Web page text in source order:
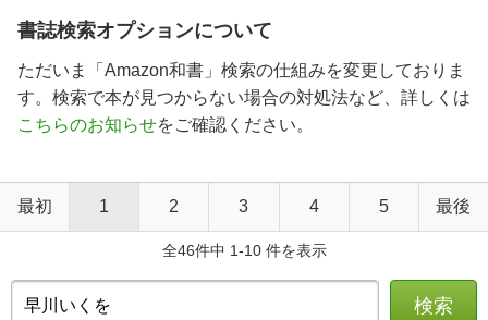
書誌検索オプションについて
ただいま「Amazon和書」検索の仕組みを変更しておりま
す。検索で本が見つからない場合の対処法など、詳しくは
こちらのお知らせをご確認ください。
最初 1 2 3 4 5 最後
全46件中 1-10 件を表示
検索